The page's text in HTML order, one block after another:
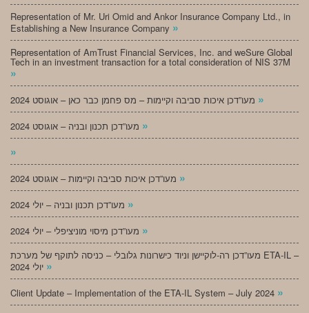
Representation of Mr. Uri Omid and Ankor Insurance Company Ltd., in
Establishing a New Insurance Company »
Representation of AmTrust Financial Services, Inc. and weSure Global
Tech in an investment transaction for a total consideration of NIS 37M
»
»
»
»
»
»
»
מעו”דכן רה-לוקיישן וניוד כישרונות גלובלי – כניסה לתוקף של מערכת ETA-IL –
»
Client Update – Implementation of the ETA-IL System – July 2024 »